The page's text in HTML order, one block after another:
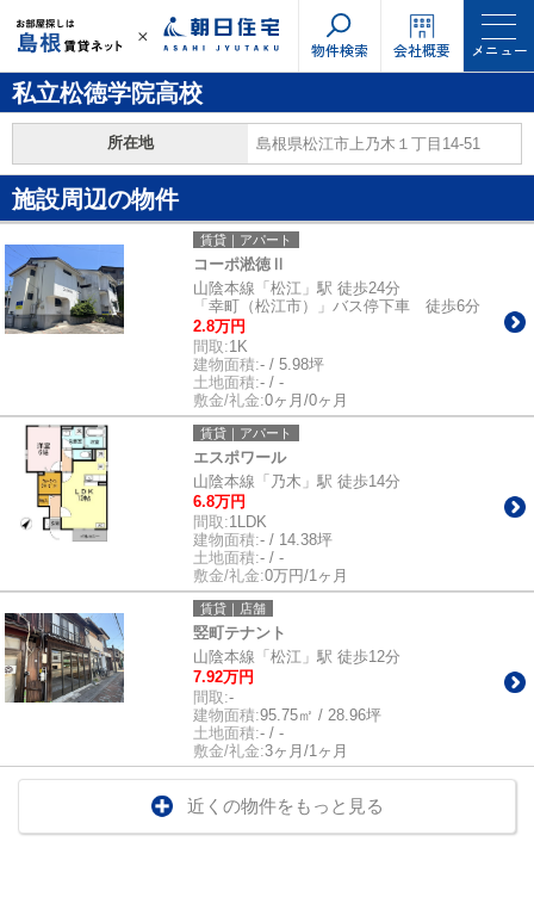
物件検索 会社概要 メニュー
私立松徳学院高校
所在地 島根県松江市上乃木１丁目14-51
施設周辺の物件
賃貸｜アパート
コーポ淞徳Ⅱ
山陰本線「松江」駅 徒歩24分
「幸町（松江市）」バス停下車 徒歩6分
2.8万円
間取:1K
建物面積:- / 5.98坪
土地面積:- / -
敷金/礼金:0ヶ月/0ヶ月
賃貸｜アパート
エスポワール
山陰本線「乃木」駅 徒歩14分
6.8万円
間取:1LDK
建物面積:- / 14.38坪
土地面積:- / -
敷金/礼金:0万円/1ヶ月
賃貸｜店舗
竪町テナント
山陰本線「松江」駅 徒歩12分
7.92万円
間取:-
建物面積:95.75㎡ / 28.96坪
土地面積:- / -
敷金/礼金:3ヶ月/1ヶ月
近くの物件をもっと見る